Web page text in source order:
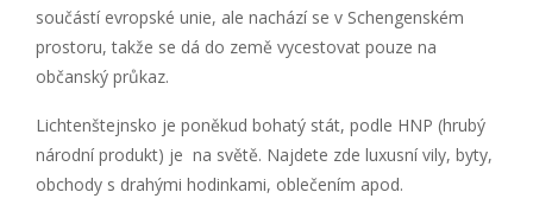
součástí evropské unie, ale nachází se v Schengenském
prostoru, takže se dá do země vycestovat pouze na
občanský průkaz.
Lichtenštejnsko je poněkud bohatý stát, podle HNP (hrubý
národní produkt) je na světě. Najdete zde luxusní vily, byty,
obchody s drahými hodinkami, oblečením apod.